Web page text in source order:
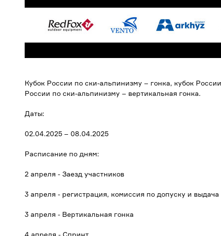
Кубок России по ски-альпинизму – гонка, кубок
России по ски-альпинизму – вертикальная гонка.
Даты:
02.04.2025 – 08.04.2025
Расписание по дням:
2 апреля - Заезд участников
3 апреля - регистрация, комиссия по допуску и
3 апреля - Вертикальная гонка
4 апреля - Спринт